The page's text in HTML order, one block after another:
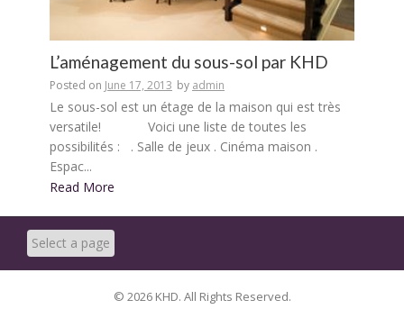
L’aménagement du sous-sol par KHD
Posted on June 17, 2013 by admin
Le sous-sol est un étage de la maison qui est très
versatile! Voici une liste de toutes les
possibilités : . Salle de jeux . Cinéma maison .
Espac...
Read More
© 2026 KHD. All Rights Reserved.